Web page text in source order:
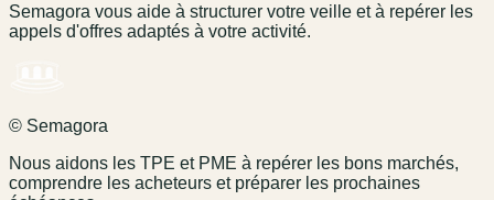
Semagora vous aide à structurer votre veille et à repérer les
appels d'offres adaptés à votre activité.
© Semagora
Nous aidons les TPE et PME à repérer les bons marchés,
comprendre les acheteurs et préparer les prochaines